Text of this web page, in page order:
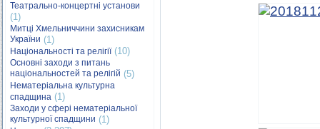
Театрально-концертні установи
(1)
Митці Хмельниччини захисникам
України (1)
Національності та релігії(10)
Основні заходи з питань
національностей та релігій (5)
Нематеріальна культурна
спадщина (1)
Заходи у сфері нематеріальної
культурної спадщини (1)